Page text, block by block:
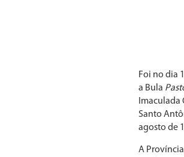
Foi no dia
a Bula
Santo
agosto de
A